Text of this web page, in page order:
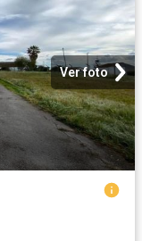
Ver foto